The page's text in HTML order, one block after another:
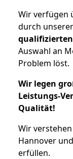
Wir verfügen
durch
Auswahl an
Problem löst.
Wir legen
Leistungs-
Qualität!
Wir
Hannover
erfüllen.